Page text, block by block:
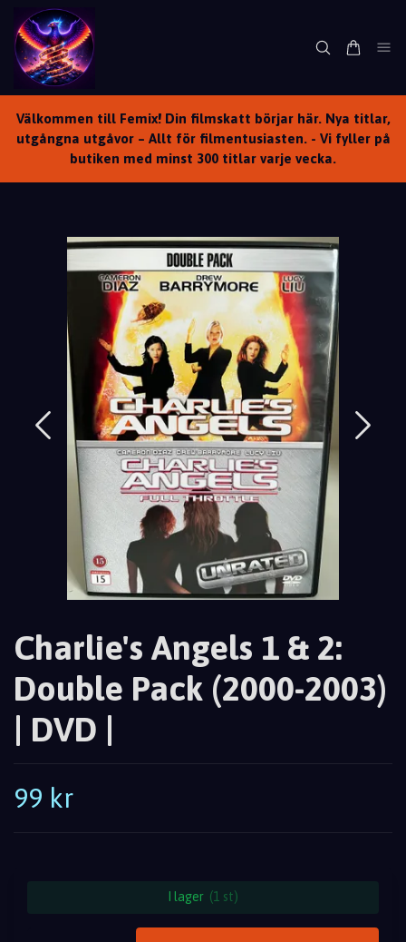
Välkommen till Femix! Din filmskatt börjar här. Nya titlar,
utgångna utgåvor – Allt för filmentusiasten. - Vi fyller på
butiken med minst 300 titlar varje vecka.
Charlie's Angels 1 & 2:
Double Pack (2000-2003)
| DVD |
99 kr
I lager (1 st)